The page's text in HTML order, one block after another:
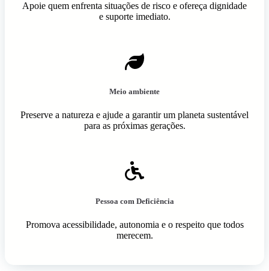
Apoie quem enfrenta situações de risco e ofereça dignidade
e suporte imediato.
Meio ambiente
Preserve a natureza e ajude a garantir um planeta sustentável
para as próximas gerações.
Pessoa com Deficiência
Promova acessibilidade, autonomia e o respeito que todos
merecem.